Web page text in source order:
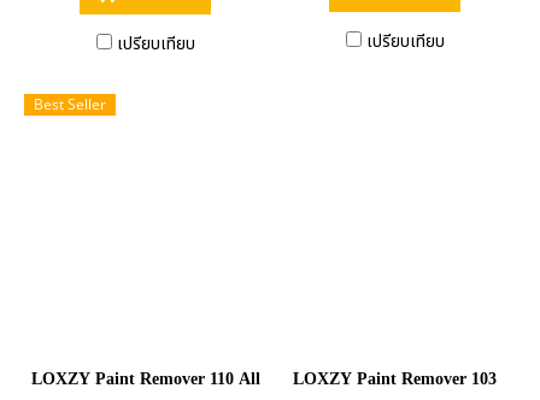
เปรียบเทียบ
เปรียบเทียบ
Best Seller
LOXZY Paint Remover 110 All
LOXZY Paint Remover 103